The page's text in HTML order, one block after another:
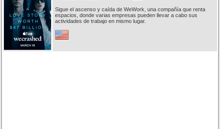
Sigue el ascenso y caída de WeWork, una compañía que renta
espacios, donde varias empresas pueden llevar a cabo sus
actividades de trabajo en mismo lugar.